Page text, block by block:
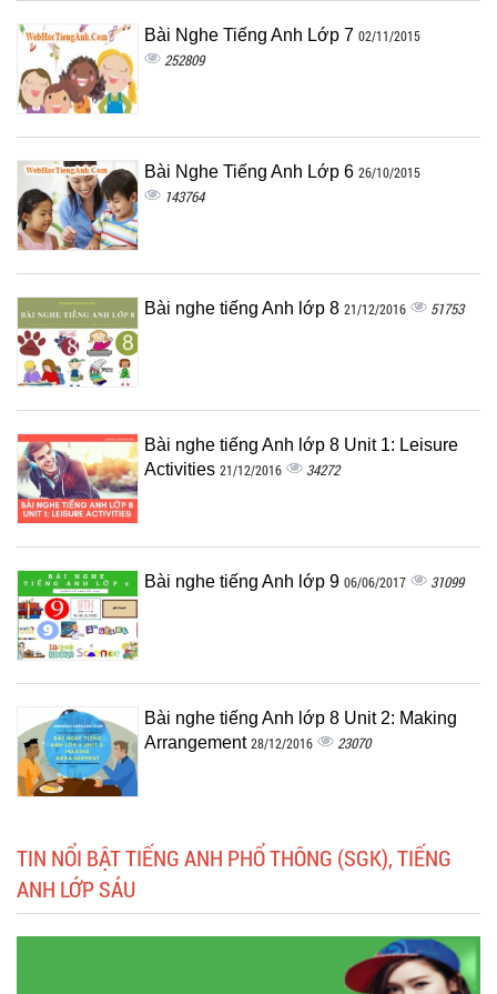
Bài Nghe Tiếng Anh Lớp 7 02/11/2015
252809
Bài Nghe Tiếng Anh Lớp 6 26/10/2015
143764
Bài nghe tiếng Anh lớp 8 21/12/2016 51753
Bài nghe tiếng Anh lớp 8 Unit 1: Leisure
Activities 21/12/2016 34272
Bài nghe tiếng Anh lớp 9 06/06/2017 31099
Bài nghe tiếng Anh lớp 8 Unit 2: Making
Arrangement28/12/2016 23070
TIN NỔI BẬT TIẾNG ANH PHỔ THÔNG (SGK), TIẾNG
ANH LỚP SÁU